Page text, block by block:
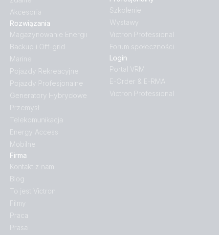
Akcesoria
Rozwiązania
Magazynowanie Energii
Backup i Off-grid
Marine
Pojazdy Rekreacyjne
Pojazdy Profesjonalne
Generatory Hybrydowe
Przemysł
Telekomunikacja
Energy Access
Mobilne
Firma
Kontakt z nami
Blog
To jest Victron
Filmy
Praca
Prasa
Szkolenie
Wystawy
Victron Professional
Forum społeczności
Login
Portal VRM
E-Order & E-RMA
Victron Professional